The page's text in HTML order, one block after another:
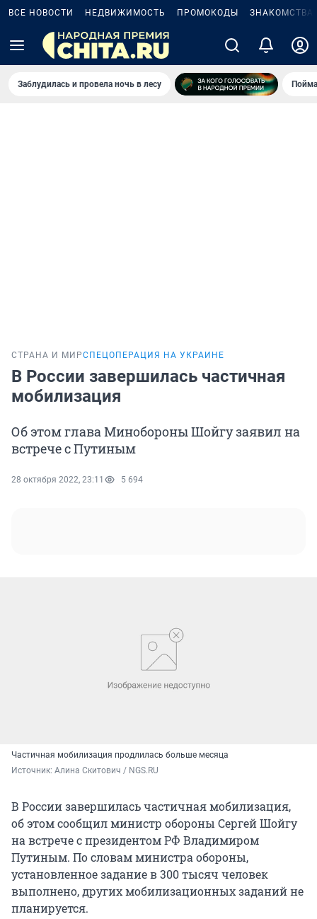
ВСЕ НОВОСТИ НЕДВИЖИМОСТЬ ПРОМОКОДЫ ЗНАКОМСТВА
Заблудилась и провела ночь в лесу
СТРАНА И МИРСПЕЦОПЕРАЦИЯ НА УКРАИНЕ
В России завершилась частичная
мобилизация
Об этом глава Минобороны Шойгу заявил на
встрече с Путиным
28 октября 2022, 23:11 5 694
Частичная мобилизация продлилась больше месяца
Источник: Алина Скитович / NGS.RU
В России завершилась частичная мобилизация,
об этом сообщил министр обороны Сергей Шойгу
на встрече с президентом РФ Владимиром
Путиным. По словам министра обороны,
установленное задание в 300 тысяч человек
выполнено, других мобилизационных заданий не
планируется.